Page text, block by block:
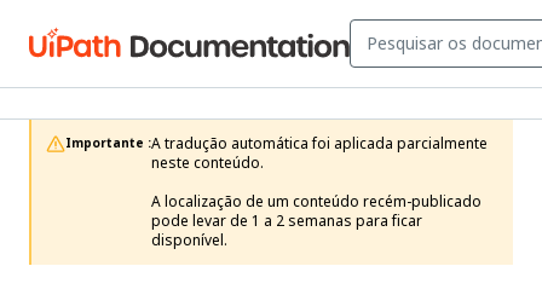
Importante :A tradução automática foi aplicada parcialmente
neste conteúdo.
A localização de um conteúdo recém-publicado
pode levar de 1 a 2 semanas para ficar
disponível.